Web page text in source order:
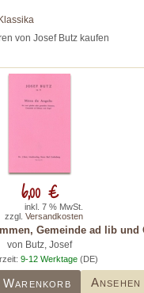
von Josef Butz kaufen
Gemeinde ad lib und
von Butz, Josef
9-12 Werktage (DE)
Warenkorb Ansehen
6,00 €
inkl. 7 % MwSt.
zzgl. Versandkosten